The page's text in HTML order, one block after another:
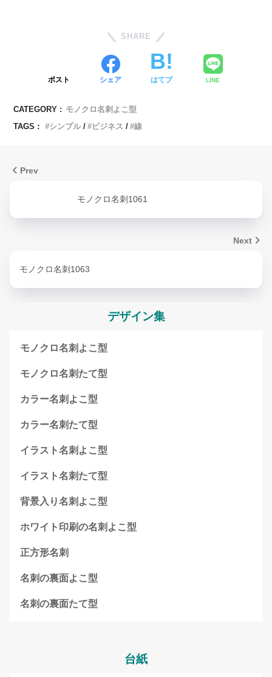
SHARE
ポスト シェア はてブ LINE
CATEGORY : モノクロ名刺よこ型
TAGS :
シンプル ビジネス 線
Prev
モノクロ名刺1061
Next
モノクロ名刺1063
デザイン集
モノクロ名刺よこ型
モノクロ名刺たて型
カラー名刺よこ型
カラー名刺たて型
イラスト名刺よこ型
イラスト名刺たて型
背景入り名刺よこ型
ホワイト印刷の名刺よこ型
正方形名刺
名刺の裏面よこ型
名刺の裏面たて型
台紙